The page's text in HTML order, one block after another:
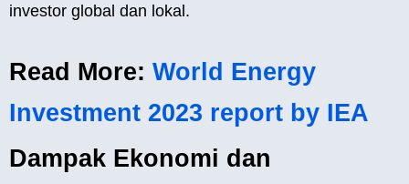
investor global dan lokal.
Read More: World Energy
Investment 2023 report by IEA
Dampak Ekonomi dan